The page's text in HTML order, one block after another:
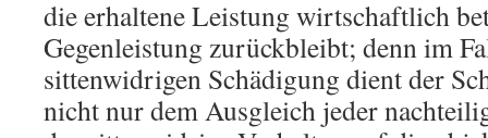
die erhaltene Leistung wirtschaftlich
Gegenleistung zurückbleibt; denn im
sittenwidrigen Schädigung dient der
nicht nur dem Ausgleich jeder